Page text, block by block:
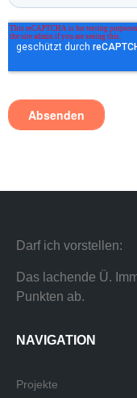
Darf ich vorstellen:
Das lachende Ü.
Punkten ab.
NAVIGATION
Projekte